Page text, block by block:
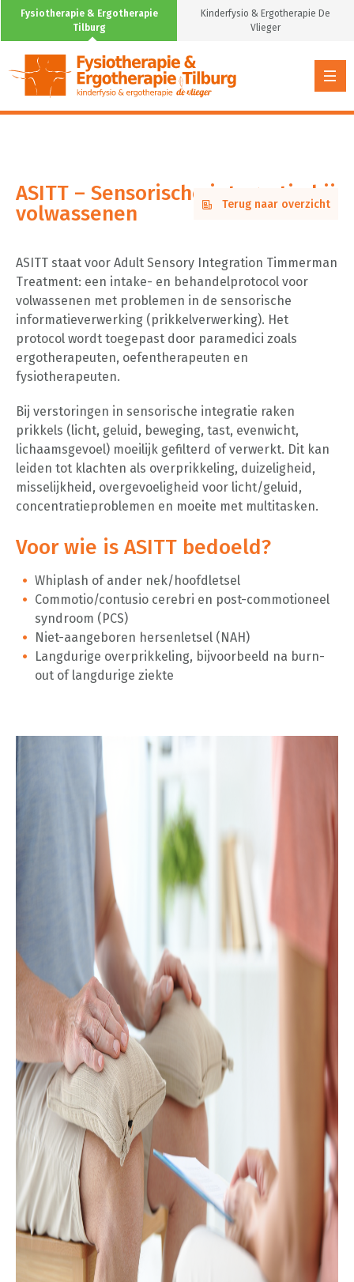
Fysiotherapie & Ergotherapie
Tilburg
Kinderfysio & Ergotherapie De
Vlieger
volwassenen
Terug naar overzicht
ASITT – Sensorische integratie bij
volwassenen
ASITT staat voor Adult Sensory Integration Timmerman
Treatment: een intake- en behandelprotocol voor
volwassenen met problemen in de sensorische
informatieverwerking (prikkelverwerking). Het
protocol wordt toegepast door paramedici zoals
ergotherapeuten, oefentherapeuten en
fysiotherapeuten.
Bij verstoringen in sensorische integratie raken
prikkels (licht, geluid, beweging, tast, evenwicht,
lichaamsgevoel) moeilijk gefilterd of verwerkt. Dit kan
leiden tot klachten als overprikkeling, duizeligheid,
misselijkheid, overgevoeligheid voor licht/geluid,
concentratieproblemen en moeite met multitasken.
Voor wie is ASITT bedoeld?
Whiplash of ander nek/hoofdletsel
Commotio/contusio cerebri en post-commotioneel
syndroom (PCS)
Niet-aangeboren hersenletsel (NAH)
Langdurige overprikkeling, bijvoorbeeld na burn-
out of langdurige ziekte